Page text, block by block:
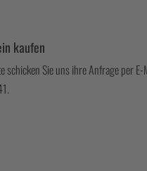
kaufen
schicken Sie uns ihre Anfrage per